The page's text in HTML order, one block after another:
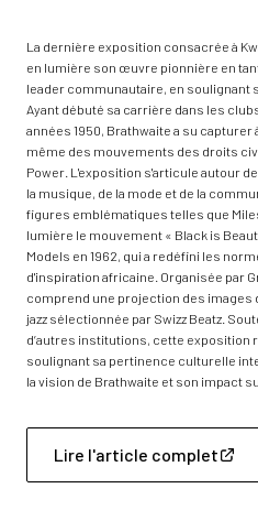
La dernière exposition consacrée à
en lumière son œuvre pionnière en
leader communautaire, en soulignant
Ayant débuté sa carrière dans les
années 1950, Brathwaite a su
même des mouvements des droits
Power. L'exposition s'articule autour
la musique, de la mode et de la
figures emblématiques telles que
lumière le mouvement « Black is
Models en 1962, qui a redéfini les
d'inspiration africaine. Organisée par
comprend une projection des images
jazz sélectionnée par Swizz Beatz.
d’autres institutions, cette exposition
soulignant sa pertinence culturelle
la vision de Brathwaite et son impact
Lire l'article complet